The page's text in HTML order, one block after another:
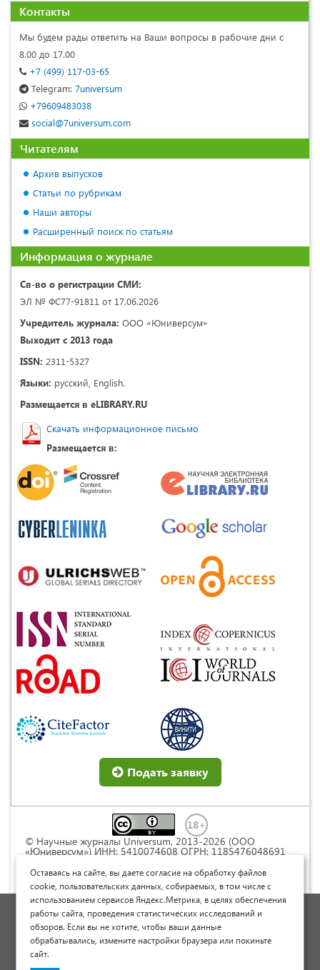
Контакты
Мы будем рады ответить на Ваши вопросы в рабочие дни с
8.00 до 17.00
+7 (499) 117-03-65
Telegram: 7universum
+79609483038
social@7universum.com
Читателям
Архив выпусков
Статьи по рубрикам
Наши авторы
Расширенный поиск по статьям
Информация о журнале
Св-во о регистрации СМИ:
ЭЛ № ФС77-91811 от 17.06.2026
Учредитель журнала: ООО «Юниверсум»
Выходит с 2013 года
ISSN: 2311-5327
Языки: русский, English.
Размещается в eLIBRARY.RU
Скачать информационное письмо
Размещается в:
Подать заявку
© Научные журналы Universum, 2013-2026 (ООО
«Юниверсум») ИНН: 5410074608 ОГРН: 1185476048691
Commons « Attribution» («Атрибуция») 4.0
Непортированная
Политика обработки персональных данных
Договор оферты
Опубликовать научную статью
Оставаясь на сайте, вы даете согласие на обработку файлов
cookie, пользовательских данных, собираемых, в том числе с
использованием сервисов Яндекс.Метрика, в целях обеспечения
работы сайта, проведения статистических исследований и
обзоров. Если вы не хотите, чтобы ваши данные
обрабатывались, измените настройки браузера или покиньте
сайт.